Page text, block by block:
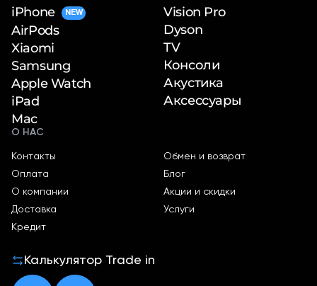
iPhone NEW
AirPods
Xiaomi
Samsung
Apple Watch
iPad
Mac
Vision Pro
Dyson
TV
Консоли
Акустика
Аксессуары
О НАС
Контакты
Оплата
О компании
Доставка
Кредит
Обмен и возврат
Блог
Акции и скидки
Услуги
Калькулятор Trade in